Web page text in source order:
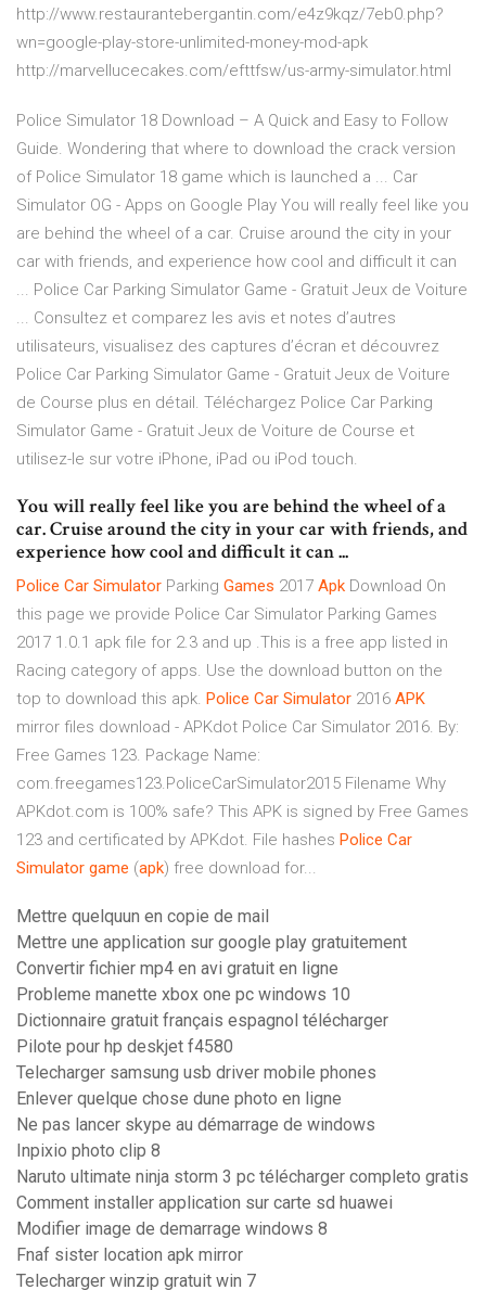
http://www.restaurantebergantin.com/e4z9kqz/7eb0.php?
wn=google-play-store-unlimited-money-mod-apk
http://marvellucecakes.com/efttfsw/us-army-simulator.html
Police Simulator 18 Download – A Quick and Easy to Follow
Guide. Wondering that where to download the crack version
of Police Simulator 18 game which is launched a ... Car
Simulator OG - Apps on Google Play You will really feel like you
are behind the wheel of a car. Cruise around the city in your
car with friends, and experience how cool and difficult it can
... ‎Police Car Parking Simulator Game - Gratuit Jeux de Voiture
... ‎Consultez et comparez les avis et notes d’autres
utilisateurs, visualisez des captures d’écran et découvrez
Police Car Parking Simulator Game - Gratuit Jeux de Voiture
de Course plus en détail. Téléchargez Police Car Parking
Simulator Game - Gratuit Jeux de Voiture de Course et
utilisez-le sur votre iPhone, iPad ou iPod touch.
You will really feel like you are behind the wheel of a
car. Cruise around the city in your car with friends, and
experience how cool and difficult it can ...
Police Car Simulator Parking Games 2017 Apk Download On
this page we provide Police Car Simulator Parking Games
2017 1.0.1 apk file for 2.3 and up .This is a free app listed in
Racing category of apps. Use the download button on the
top to download this apk. Police Car Simulator 2016 APK
mirror files download - APKdot Police Car Simulator 2016. By:
Free Games 123. Package Name:
com.freegames123.PoliceCarSimulator2015 Filename Why
APKdot.com is 100% safe? This APK is signed by Free Games
123 and certificated by APKdot. File hashes Police Car
Simulator game (apk) free download for...
Mettre quelquun en copie de mail
Mettre une application sur google play gratuitement
Convertir fichier mp4 en avi gratuit en ligne
Probleme manette xbox one pc windows 10
Dictionnaire gratuit français espagnol télécharger
Pilote pour hp deskjet f4580
Telecharger samsung usb driver mobile phones
Enlever quelque chose dune photo en ligne
Ne pas lancer skype au démarrage de windows
Inpixio photo clip 8
Naruto ultimate ninja storm 3 pc télécharger completo gratis
Comment installer application sur carte sd huawei
Modifier image de demarrage windows 8
Fnaf sister location apk mirror
Telecharger winzip gratuit win 7